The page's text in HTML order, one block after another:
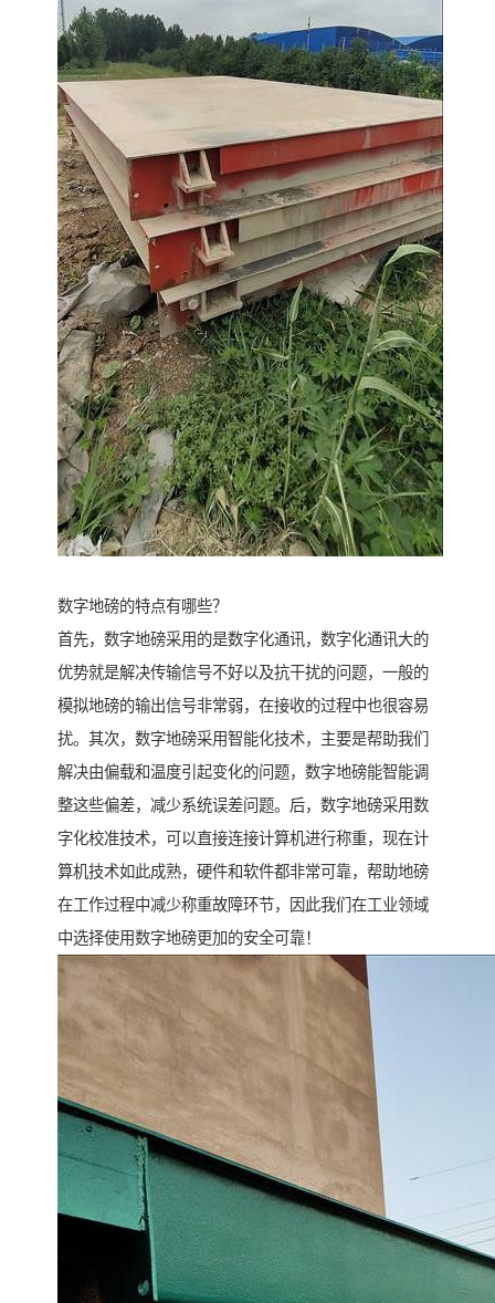
数字地磅的特点有哪些？
首先，数字地磅采用的是数字化通讯，数字化通讯大的
优势就是解决传输信号不好以及抗干扰的问题，一般的
模拟地磅的输出信号非常弱，在接收的过程中也很容易
扰。其次，数字地磅采用智能化技术，主要是帮助我们
解决由偏载和温度引起变化的问题，数字地磅能智能调
整这些偏差，减少系统误差问题。后，数字地磅采用数
字化校准技术，可以直接连接计算机进行称重，现在计
算机技术如此成熟，硬件和软件都非常可靠，帮助地磅
在工作过程中减少称重故障环节，因此我们在工业领域
中选择使用数字地磅更加的安全可靠！